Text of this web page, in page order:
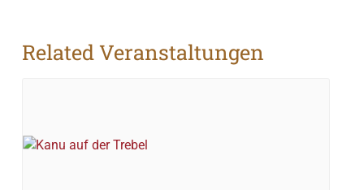
Related Veranstaltungen